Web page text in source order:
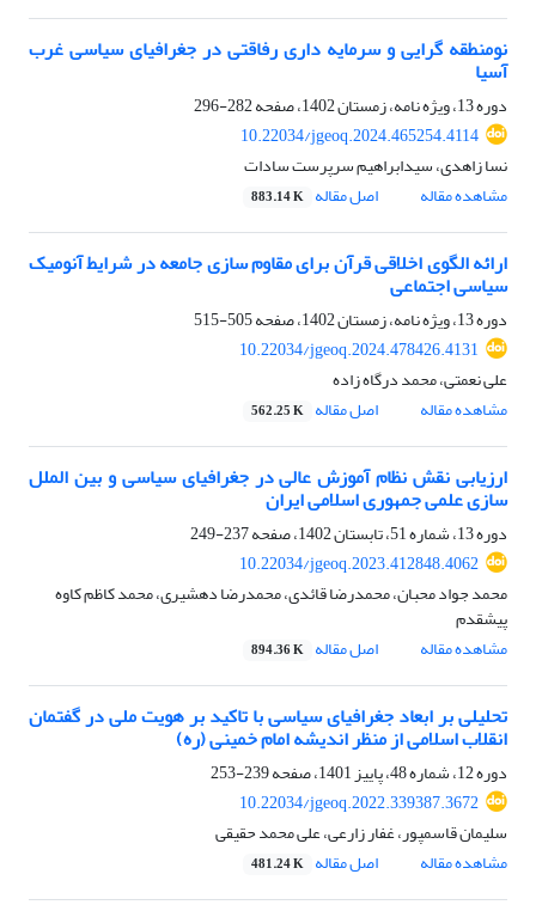
نومنطقه گرایی و سرمایه داری رفاقتی در جغرافیای سیاسی غرب
آسیا
دوره 13، ویژه نامه، زمستان 1402، صفحه
282-296
10.22034/jgeoq.2024.465254.4114
نسا زاهدی، سیدابراهیم سرپرست سادات
مشاهده مقاله
اصل مقاله 883.14 K
ارائه الگوی اخلاقی قرآن برای مقاوم سازی جامعه در شرایط آنومیک
سیاسی اجتماعی
دوره 13، ویژه نامه، زمستان 1402، صفحه
505-515
10.22034/jgeoq.2024.478426.4131
علی نعمتی، محمد درگاه زاده
مشاهده مقاله
اصل مقاله 562.25 K
ارزیابی نقش نظام آموزش عالی در جغرافیای سیاسی و بین الملل
سازی علمی جمهوری اسلامی ایران
دوره 13، شماره 51، تابستان 1402، صفحه
237-249
10.22034/jgeoq.2023.412848.4062
محمد جواد محبان، محمدرضا قائدی، محمدرضا دهشیری، محمد کاظم کاوه
پیشقدم
مشاهده مقاله
اصل مقاله 894.36 K
تحلیلی بر ابعاد جغرافیای سیاسی با تاکید بر هویت ملی در گفتمان
انقلاب اسلامی از منظر اندیشه امام خمینی (ره)
دوره 12، شماره 48، پاییز 1401، صفحه
239-253
10.22034/jgeoq.2022.339387.3672
سلیمان قاسمپور، غفار زارعی، علی محمد حقیقی
مشاهده مقاله
اصل مقاله 481.24 K